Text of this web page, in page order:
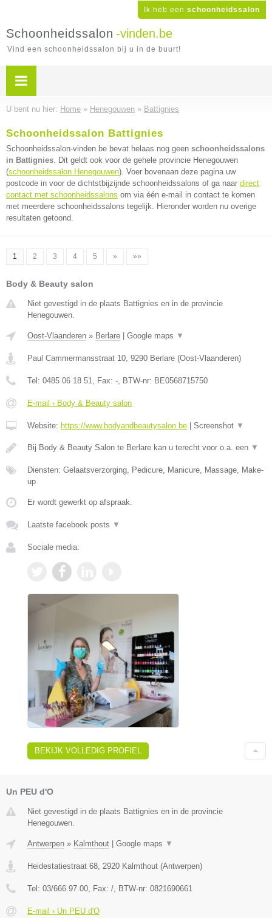
Ik heb een schoonheidssalon
Schoonheidssalon -vinden.be
Vind een schoonheidssalon bij u in de buurt!
U bent nu hier: Home » Henegouwen » Battignies
Schoonheidssalon Battignies
Schoonheidssalon-vinden.be bevat helaas nog geen schoonheidssalons
in Battignies. Dit geldt ook voor de gehele provincie Henegouwen
(schoonheidssalon Henegouwen). Voer bovenaan deze pagina uw
postcode in voor de dichtstbijzijnde schoonheidssalons of ga naar direct
contact met schoonheidssalons om via één e-mail in contact te komen
met meerdere schoonheidssalons tegelijk. Hieronder worden nu overige
resultaten getoond.
1 2 3 4 5 » »»
Body & Beauty salon
Niet gevestigd in de plaats Battignies en in de provincie
Henegouwen.
Oost-Vlaanderen » Berlare Google maps ▼
Paul Cammermansstraat 10, 9290 Berlare (Oost-Vlaanderen)
Tel: 0485 06 18 51, Fax: -, BTW-nr: BE0568715750
E-mail › Body & Beauty salon
Website: https://www.bodyandbeautysalon.be Screenshot ▼
Bij Body & Beauty Salon te Berlare kan u terecht voor o.a. een ▼
Diensten: Gelaatsverzorging, Pedicure, Manicure, Massage, Make-
up
Er wordt gewerkt op afspraak.
Laatste facebook posts ▼
Sociale media:
BEKIJK VOLLEDIG PROFIEL
Un PEU d'O
Niet gevestigd in de plaats Battignies en in de provincie
Henegouwen.
Antwerpen » Kalmthout Google maps ▼
Heidestatiestraat 68, 2920 Kalmthout (Antwerpen)
Tel: 03/666.97.00, Fax: /, BTW-nr: 0821690661
E-mail › Un PEU d'O